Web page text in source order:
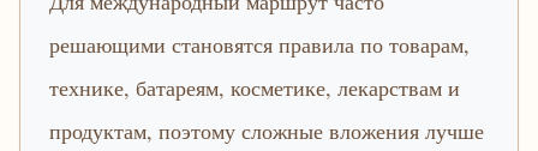
решающими становятся правила по товарам,
технике, батареям, косметике, лекарствам и
продуктам, поэтому сложные вложения лучше